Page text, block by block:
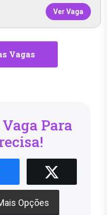
Ver Vaga
Vagas
Para
Opções